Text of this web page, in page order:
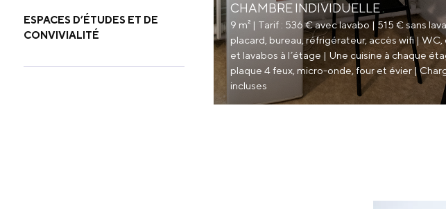
ESPACES D’ÉTUDES ET DE
CONVIVIALITÉ
CHAMBRE INDIVIDUELLE
9 m² | Tarif : 536 € avec lavabo | 515 € sans
placard, bureau, réfrigérateur, accès wifi | WC,
et lavabos à l’étage | Une cuisine à chaque
plaque 4 feux, micro-onde, four et évier |
incluses